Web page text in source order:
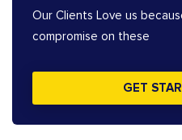
Our Clients Love us
compromise on these
GET